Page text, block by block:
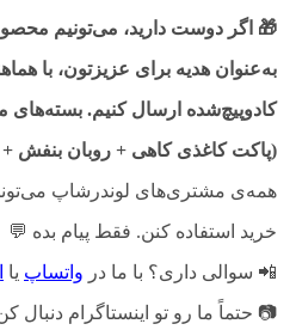
🎁 اگر دوست دارید، می‌تونیم
به‌عنوان هدیه برای عزیزتون، با
کادوپیچ‌شده ارسال کنیم.
(پاکت کاغذی کاهی + روبان بنفش +
همه‌ی مشتری‌های لوندرشاپ
خرید استفاده کنن. فقط پیام بده 💬
📲 سوالی داری؟ با ما در واتساپ یا
📷 حتماً ما رو تو اینستاگرام دنبال